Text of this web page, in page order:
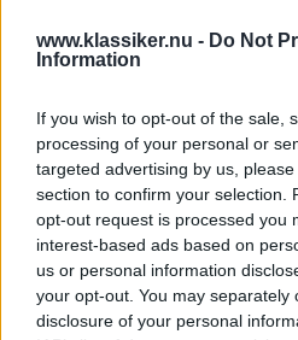
www.klassiker.nu - Do Not
Information
If you wish to opt-out of the sale,
processing of your personal or
targeted advertising by us,
section to confirm your selection.
opt-out request is processed you
interest-based ads based on
us or personal information
your opt-out. You may separately
disclosure of your personal
Gasa(2)